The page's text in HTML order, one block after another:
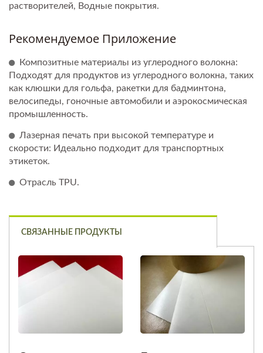
растворителей, Водные покрытия.
Рекомендуемое Приложение
Композитные материалы из углеродного волокна:
Подходят для продуктов из углеродного волокна, таких
как клюшки для гольфа, ракетки для бадминтона,
велосипеды, гоночные автомобили и аэрокосмическая
промышленность.
Лазерная печать при высокой температуре и
скорости: Идеально подходит для транспортных
этикеток.
Отрасль TPU.
СВЯЗАННЫЕ ПРОДУКТЫ